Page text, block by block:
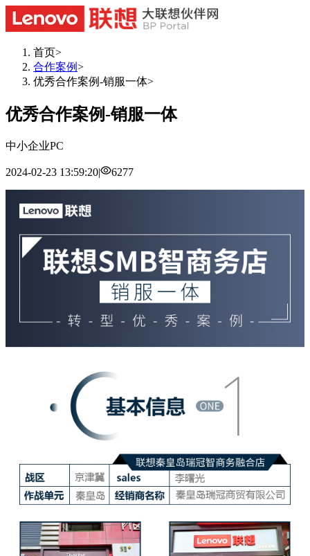
首页>
合作案例>
优秀合作案例-销服一体>
优秀合作案例-销服一体
中小企业PC
2024-02-23 13:59:20| 6277